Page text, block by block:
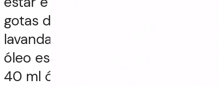
gotas de óleo essencial de
lavanda francesa e 2 gotas do
óleo essencial de bergamota em
40 ml óleo vegetal de amêndoa.